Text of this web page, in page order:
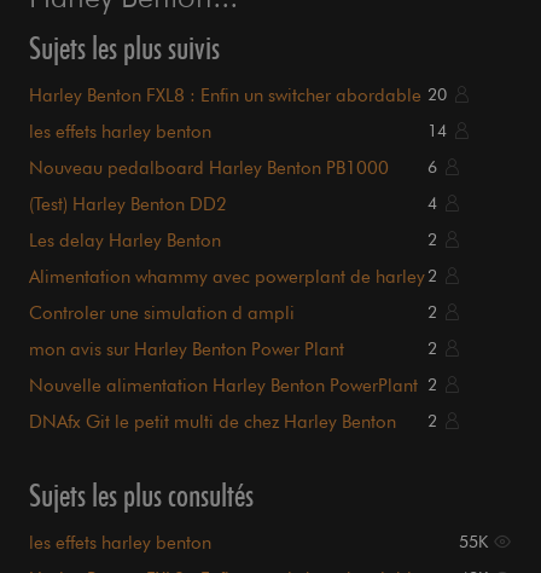
Sujets les plus suivis
Harley Benton FXL8 : Enfin un switcher abordable 20
les effets harley benton 14
Nouveau pedalboard Harley Benton PB1000 6
(Test) Harley Benton DD2 4
Les delay Harley Benton 2
Alimentation whammy avec powerplant de harley2
Controler une simulation d ampli 2
mon avis sur Harley Benton Power Plant 2
Nouvelle alimentation Harley Benton PowerPlant 2
DNAfx Git le petit multi de chez Harley Benton 2
Sujets les plus consultés
les effets harley benton 55K